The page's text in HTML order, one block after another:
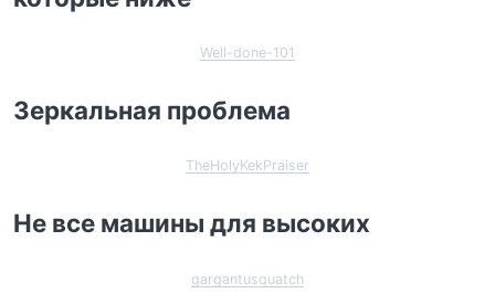
Well-done-101
Зеркальная проблема
TheHolyKekPraiser
Не все машины для высоких
gargantusquatch